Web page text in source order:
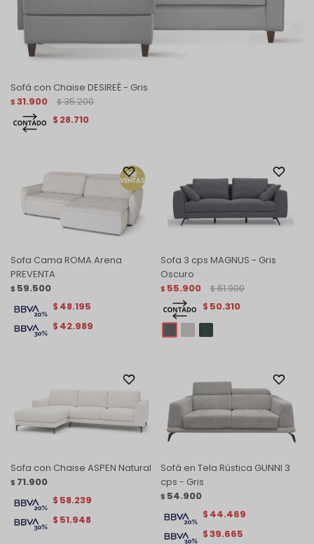
Sofá con Chaise DESIREÉ - Gris
$ 31.900 $ 35.200
$ 28.710
Sofa Cama ROMA Arena
PREVENTA
$ 59.500
$ 42.989
$ 48.195
Sofa 3 cps MAGNUS - Gris
Oscuro
$ 55.900 $ 61.900
$ 50.310
Sofa con Chaise ASPEN Natural
$ 71.900
$ 51.948
$ 58.239
Sofá en Tela Rústica GUNNI 3
cps - Gris
$ 54.900
$39.665
$ 44.469